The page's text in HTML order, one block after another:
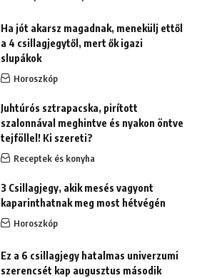
Ha jót akarsz magadnak, menekülj ettől
a 4 csillagjegytől, mert ők igazi
slupákok
Horoszkóp
Juhtúrós sztrapacska, pirított
szalonnával meghintve és nyakon öntve
tejföllel! Ki szereti?
Receptek és konyha
3 Csillagjegy, akik mesés vagyont
kaparinthatnak meg most hétvégén
Horoszkóp
Ez a 6 csillagjegy hatalmas univerzumi
szerencsét kap augusztus második